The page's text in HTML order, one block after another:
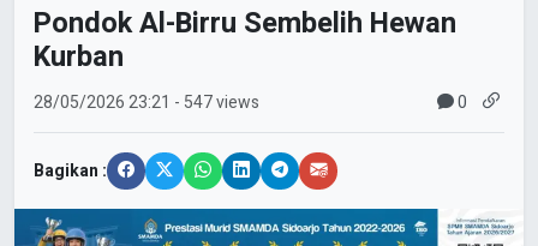
Pondok Al-Birru Sembelih Hewan
Kurban
28/05/202623:21 - 547 views 0
Bagikan :